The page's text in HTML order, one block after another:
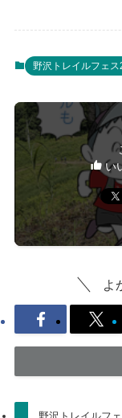
野沢トレイルフェス
い
よ